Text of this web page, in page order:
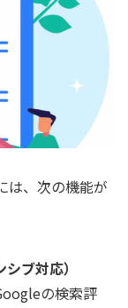
は、次の機能が
ブ対応）
の検索評